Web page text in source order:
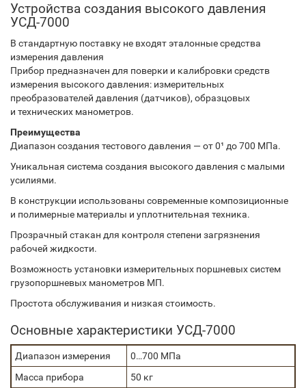
Устройства создания высокого давления
УСД-7000
В стандартную поставку не входят эталонные средства
измерения давления
Прибор предназначен для поверки и калибровки средств
измерения высокого давления: измерительных
преобразователей давления (датчиков), образцовых
и технических манометров.
Преимущества
Диапазон создания тестового давления — от 0¹ до 700 МПа.
Уникальная система создания высокого давления с малыми
усилиями.
В конструкции использованы современные композиционные
и полимерные материалы и уплотнительная техника.
Прозрачный стакан для контроля степени загрязнения
рабочей жидкости.
Возможность установки измерительных поршневых систем
грузопоршневых манометров МП.
Простота обслуживания и низкая стоимость.
Основные характеристики УСД-7000
Диапазон измерения
0…700 МПа
Масса прибора
50 кг